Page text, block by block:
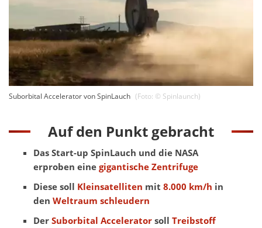
Suborbital Accelerator von SpinLauch (Foto: © Spinlaunch)
Auf den Punkt gebracht
Das Start-up SpinLauch und die NASA
erproben einegigantische Zentrifuge
Diese soll Kleinsatelliten mit 8.000 km/h in
den Weltraum schleudern
DerSuborbital Acceleratorsoll Treibstoff